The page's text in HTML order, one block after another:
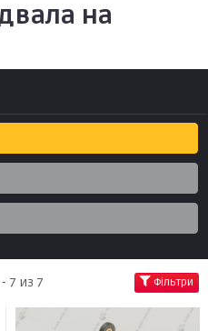
на
- 7 из 7 Фільтри